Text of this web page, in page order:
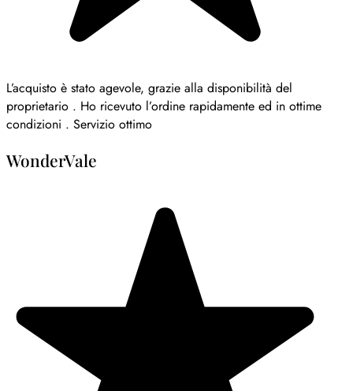
L’acquisto è stato agevole, grazie alla disponibilità del
proprietario . Ho ricevuto l’ordine rapidamente ed in ottime
condizioni . Servizio ottimo
WonderVale